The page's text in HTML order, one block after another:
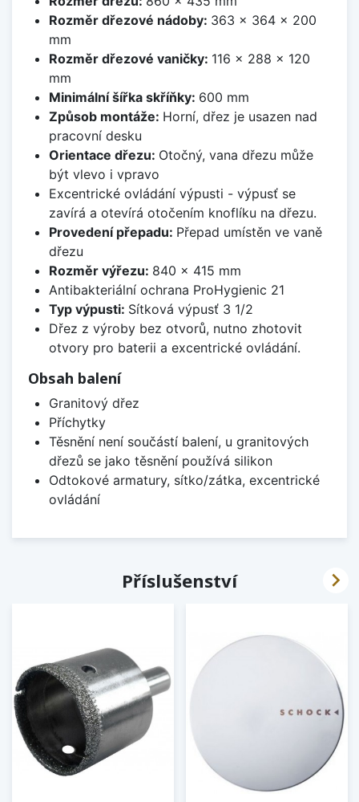
Rozměr dřezové nádoby: 363 x 364 x 200
mm
Rozměr dřezové vaničky: 116 x 288 x 120
mm
Minimální šířka skříňky: 600 mm
Způsob montáže: Horní, dřez je usazen nad
pracovní desku
Orientace dřezu: Otočný, vana dřezu může
být vlevo i vpravo
Excentrické ovládání výpusti - výpusť se
zavírá a otevírá otočením knoflíku na dřezu.
Provedení přepadu: Přepad umístěn ve vaně
dřezu
Rozměr výřezu: 840 x 415 mm
Antibakteriální ochrana ProHygienic 21
Typ výpusti: Sítková výpusť 3 1/2
Dřez z výroby bez otvorů, nutno zhotovit
otvory pro baterii a excentrické ovládání.
Obsah balení
Granitový dřez
Příchytky
Těsnění není součástí balení, u granitových
dřezů se jako těsnění používá silikon
Odtokové armatury, sítko/zátka, excentrické
ovládání
Příslušenství 